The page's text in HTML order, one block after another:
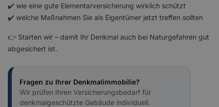
✔️ wie eine gute Elementarversicherung wirklich schützt
✔️ welche Maßnahmen Sie als Eigentümer jetzt treffen sollten
👉 Starten wir – damit Ihr Denkmal auch bei Naturgefahren gut
abgesichert ist.
Fragen zu Ihrer Denkmalimmobilie?
Wir prüfen Ihren Versicherungsbedarf für
denkmalgeschützte Gebäude individuell.